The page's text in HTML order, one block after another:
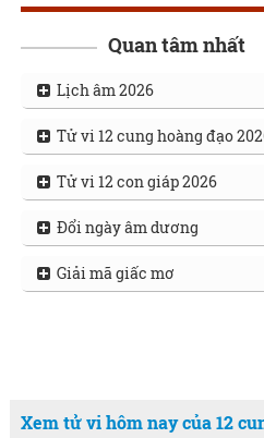
Quan tâm nhất
Lịch âm 2026
Tử vi 12 cung hoàng đạo
Tử vi 12 con giáp 2026
Đổi ngày âm dương
Giải mã giấc mơ
Xem tử vi hôm nay của 12